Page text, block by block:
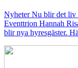
Nyheter Nu blir det liv
Eventtrion Hannah
blir nya hyresgäster.